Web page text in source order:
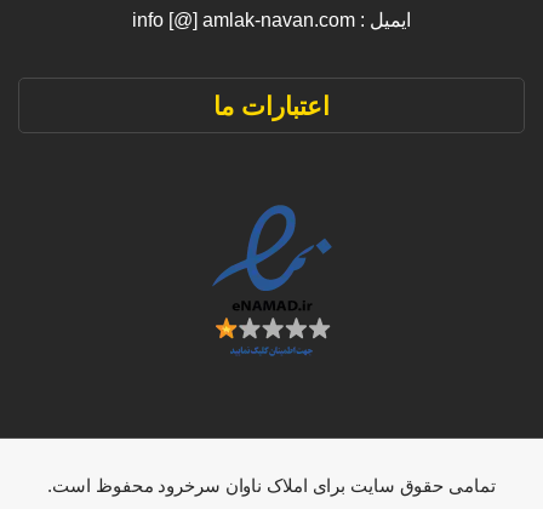
ایمیل : info [@] amlak-navan.com
اعتبارات ما
تمامی حقوق سایت برای املاک ناوان سرخرود محفوظ است.